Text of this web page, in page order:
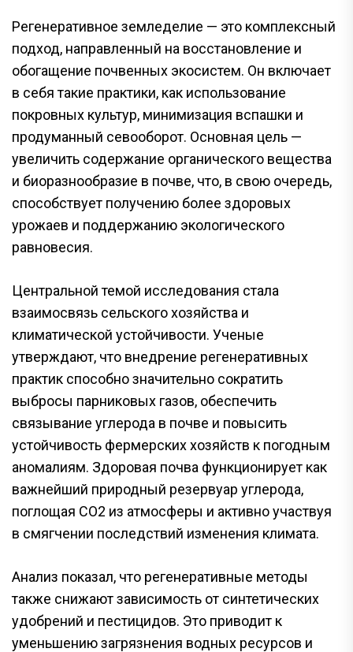
Регенеративное земледелие — это комплексный
подход, направленный на восстановление и
обогащение почвенных экосистем. Он включает
в себя такие практики, как использование
покровных культур, минимизация вспашки и
продуманный севооборот. Основная цель —
увеличить содержание органического вещества
и биоразнообразие в почве, что, в свою очередь,
способствует получению более здоровых
урожаев и поддержанию экологического
равновесия.
Центральной темой исследования стала
взаимосвязь сельского хозяйства и
климатической устойчивости. Ученые
утверждают, что внедрение регенеративных
практик способно значительно сократить
выбросы парниковых газов, обеспечить
связывание углерода в почве и повысить
устойчивость фермерских хозяйств к погодным
аномалиям. Здоровая почва функционирует как
важнейший природный резервуар углерода,
поглощая CO2 из атмосферы и активно участвуя
в смягчении последствий изменения климата.
Анализ показал, что регенеративные методы
также снижают зависимость от синтетических
удобрений и пестицидов. Это приводит к
уменьшению загрязнения водных ресурсов и